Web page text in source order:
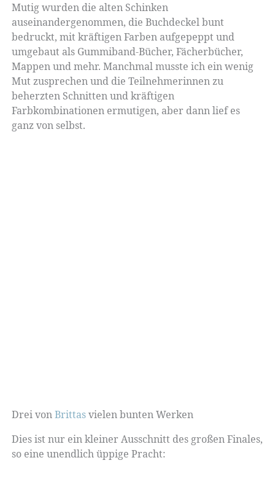
Mutig wurden die alten Schinken
auseinandergenommen, die Buchdeckel bunt
bedruckt, mit kräftigen Farben aufgepeppt und
umgebaut als Gummiband-Bücher, Fächerbücher,
Mappen und mehr. Manchmal musste ich ein wenig
Mut zusprechen und die Teilnehmerinnen zu
beherzten Schnitten und kräftigen
Farbkombinationen ermutigen, aber dann lief es
ganz von selbst.
Drei vonBrittasvielen bunten Werken
Dies ist nur ein kleiner Ausschnitt des großen Finales,
so eine unendlich üppige Pracht: